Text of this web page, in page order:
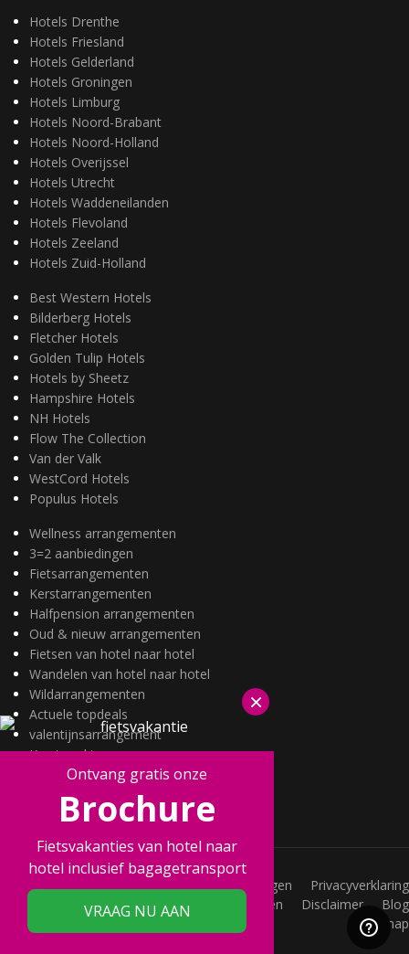
Hotels Drenthe
Hotels Friesland
Hotels Gelderland
Hotels Groningen
Hotels Limburg
Hotels Noord-Brabant
Hotels Noord-Holland
Hotels Overijssel
Hotels Utrecht
Hotels Waddeneilanden
Hotels Flevoland
Hotels Zeeland
Hotels Zuid-Holland
Best Western Hotels
Bilderberg Hotels
Fletcher Hotels
Golden Tulip Hotels
Hotels by Sheetz
Hampshire Hotels
NH Hotels
Flow The Collection
Van der Valk
WestCord Hotels
Populus Hotels
Wellness arrangementen
3=2 aanbiedingen
Fietsarrangementen
Kerstarrangementen
Halfpension arrangementen
Oud & nieuw arrangementen
Fietsen van hotel naar hotel
Wandelen van hotel naar hotel
Wildarrangementen
Actuele topdeals
valentijnsarrangement
Kerstmarkten
Fietsvakanties
Wandelvakanties
Veelgestelde vragen
Privacyverklaring
Joint Promotions
Acties Voorwaarden Disclaimer
Blog
Sitemap
×
Ontvang gratis onze
Brochure
Fietsvakanties van hotel naar
hotel inclusief bagagetransport
VRAAG NU AAN